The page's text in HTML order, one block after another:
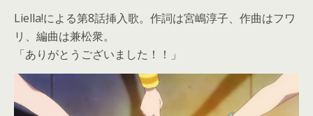
Liella!による第8話挿入歌。作詞は宮嶋淳子、作曲はフワ
リ、編曲は兼松衆。
「ありがとうございました！！」